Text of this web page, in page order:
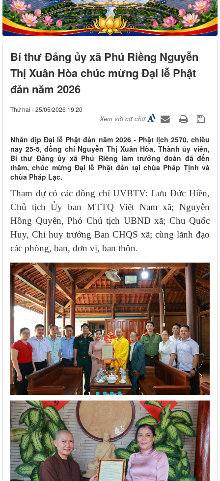
Bí thư Đảng ủy xã Phú Riềng Nguyễn
Thị Xuân Hòa chúc mừng Đại lễ Phật
đản năm 2026
Thứ hai - 25/05/2026 19:20
Xem với cỡ chữ
Nhân dịp Đại lễ Phật đản năm 2026 - Phật lịch 2570, chiều
nay 25-5, đồng chí Nguyễn Thị Xuân Hòa, Thành ủy viên,
Bí thư Đảng ủy xã Phú Riềng làm trưởng đoàn đã đến
thăm, chúc mừng Đại lễ Phật đản tại chùa Pháp Tịnh và
chùa Pháp Lạc.
Tham dự có các đồng chí UVBTV: Lưu Đức Hiền,
Chủ tịch Ủy ban MTTQ Việt Nam xã; Nguyễn
Hồng Quyên, Phó Chủ tịch UBND xã; Chu Quốc
Huy, Chỉ huy trưởng Ban CHQS xã; cùng lãnh đạo
các phòng, ban, đơn vị, ban thôn.